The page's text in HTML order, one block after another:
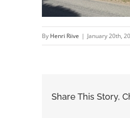
By Henri Riive | January 20th,
Share This Story,